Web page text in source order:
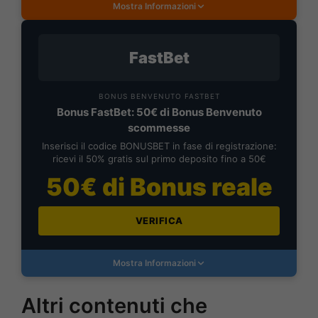
Mostra Informazioni
FastBet
BONUS BENVENUTO FASTBET
Bonus FastBet: 50€ di Bonus Benvenuto
scommesse
Inserisci il codice BONUSBET in fase di registrazione:
ricevi il 50% gratis sul primo deposito fino a 50€
50€ di Bonus reale
VERIFICA
Mostra Informazioni
Altri contenuti che